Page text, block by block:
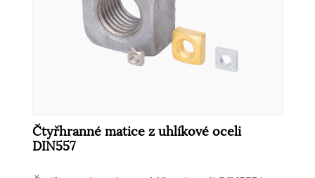
Čtyřhranné matice z uhlíkové oceli
DIN557